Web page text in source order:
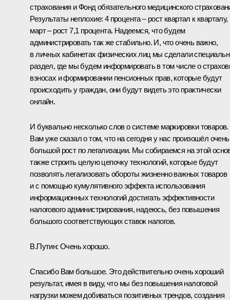
страхования и Фонд обязательного медицинского
Результаты неплохие: 4 процента – рост квартал к кварталу,
март – рост 7,1 процента. Надеемся, что будем
администрировать так же стабильно. И, что очень важно,
в личных кабинетах физических лиц мы сделали
раздел, где мы будем информировать в том числе о
взносах и формировании пенсионных прав, которые будут
происходить у граждан, они будут видеть это практически
онлайн.
И буквально несколько слов о системе маркировки
Вам уже сказал о том, что на сегодня у нас произошёл очень
большой рост по легализации. Мы собираемся на этой
также строить целую цепочку технологий, которые будут
позволять легализовать обороты жизненно важных товаров
и с помощью кумулятивного эффекта использования
информационных технологий достигать эффективности
налогового администрирования, надеюсь, без повышения
большого соответствующих ставок налогов.
В.Путин: Очень хорошо.
Спасибо Вам большое. Это действительно очень хороший
результат, имея в виду, что мы без повышения налоговой
нагрузки можем добиваться позитивных трендов, создания